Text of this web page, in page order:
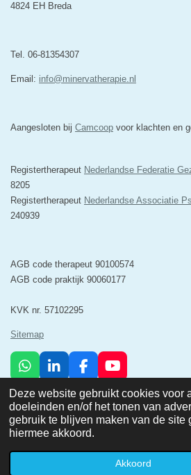
Deze website gebruikt cookies voor
doeleinden en/of het tonen van
gebruik te blijven maken van de site
hiermee akkoord.
Akkoord
4824 EH Breda
Tel. 06-81354307
Email: info@minervatherapie.nl
Aangesloten bij Camcoop voor klachten en
Registertherapeut Nederlandse Federatie
8205
Registertherapeut Nederlandse Associatie
240939
AGB code therapeut 90100574
AGB code praktijk 90060177
KVK nr. 57102295
Sitemap
W
a
t
s
A
p
L
n
k
e
d
I
F
c
e
b
o
o
Y
u
T
u
e
© 2025 Minerva Psychosociale Zorg &
Powered byJouwWeb
Kaart